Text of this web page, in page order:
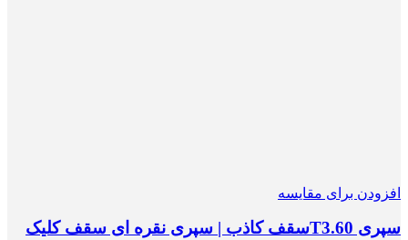
افزودن برای مقایسه
سپری T3.60سقف کاذب | سپری نقره ای سقف کلیک